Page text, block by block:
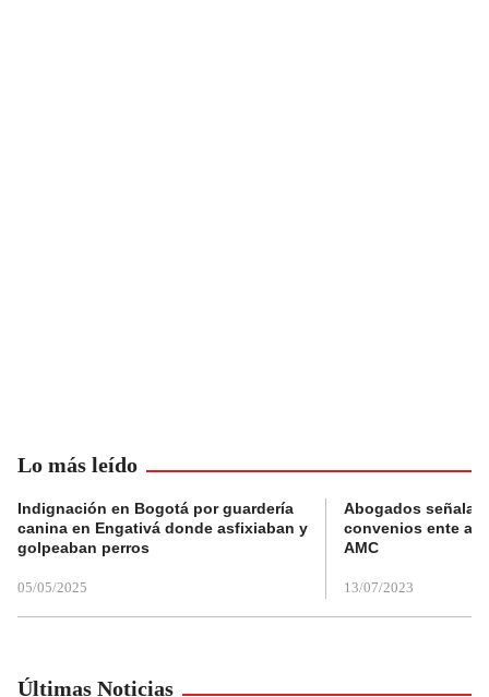
Lo más leído
Indignación en Bogotá por guardería
canina en Engativá donde asfixiaban y
golpeaban perros
05/05/2025
Abogados
convenios ente
AMC
13/07/2023
Últimas Noticias